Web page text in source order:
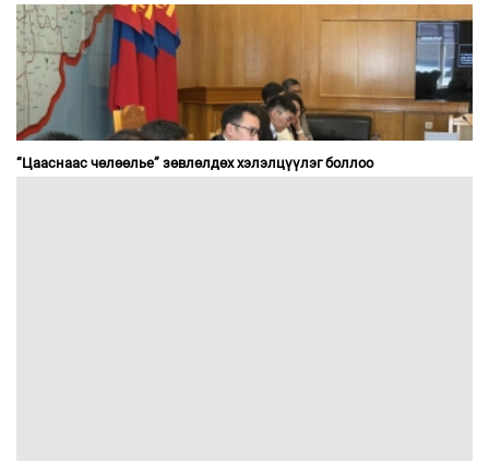
“Цааснаас чөлөөлье” зөвлөлдөх хэлэлцүүлэг боллоо